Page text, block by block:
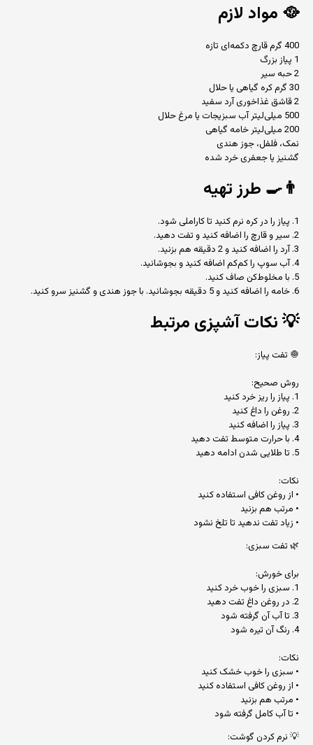
🥘 مواد لازم
400 گرم قارچ دکمه‌ای تازه
1 پیاز بزرگ
2 حبه سیر
30 گرم کره گیاهی یا حلال
2 قاشق غذاخوری آرد سفید
500 میلی‌لیتر آب سبزیجات یا مرغ حلال
200 میلی‌لیتر خامه گیاهی
نمک، فلفل، جوز هندی
گشنیز یا جعفری خرد شده
👨‍🍳 طرز تهیه
1. پیاز را در کره نرم کنید تا کاراملی شود.
2. سیر و قارچ را اضافه کنید و تفت دهید.
3. آرد را اضافه کنید و 2 دقیقه هم بزنید.
4. آب سوپ را کم‌کم اضافه کنید و بجوشانید.
5. با مخلوط‌کن صاف کنید.
6. خامه را اضافه کنید و 5 دقیقه بجوشانید. با جوز هندی و گشنیز سرو کنید.
💡نکات آشپزی مرتبط
🧅 تفت پیاز:
روش صحیح:
1. پیاز را ریز خرد کنید
2. روغن را داغ کنید
3. پیاز را اضافه کنید
4. با حرارت متوسط تفت دهید
5. تا طلایی شدن ادامه دهید
نکات:
• از روغن کافی استفاده کنید
• مرتب هم بزنید
• زیاد تفت ندهید تا تلخ نشود
🌿 تفت سبزی:
برای خورش:
1. سبزی را خوب خرد کنید
2. در روغن داغ تفت دهید
3. تا آب آن گرفته شود
4. رنگ آن تیره شود
نکات:
• سبزی را خوب خشک کنید
• از روغن کافی استفاده کنید
• مرتب هم بزنید
• تا آب کامل گرفته شود
💡 نرم کردن گوشت: